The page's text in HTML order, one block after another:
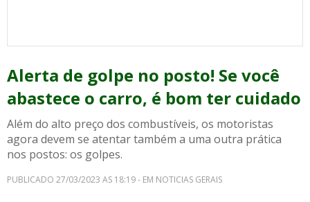
Alerta de golpe no posto! Se você
abastece o carro, é bom ter cuidado
Além do alto preço dos combustíveis, os motoristas
agora devem se atentar também a uma outra prática
nos postos: os golpes.
PUBLICADO 27/03/2023 AS 18:19 - EM NOTICIAS GERAIS